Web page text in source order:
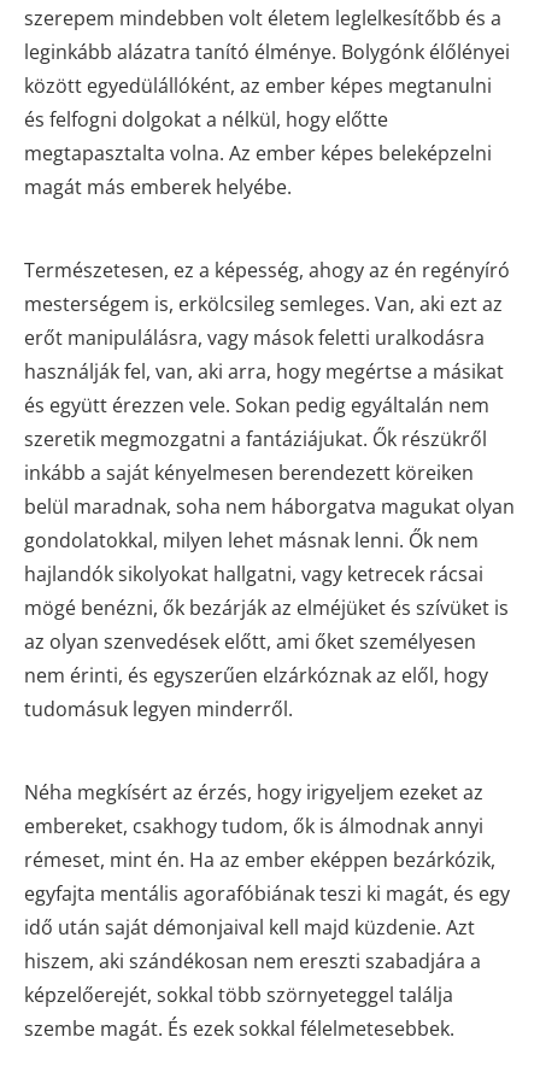
szerepem mindebben volt életem leglelkesítőbb és a
leginkább alázatra tanító élménye. Bolygónk élőlényei
között egyedülállóként, az ember képes megtanulni
és felfogni dolgokat a nélkül, hogy előtte
megtapasztalta volna. Az ember képes beleképzelni
magát más emberek helyébe.
Természetesen, ez a képesség, ahogy az én regényíró
mesterségem is, erkölcsileg semleges. Van, aki ezt az
erőt manipulálásra, vagy mások feletti uralkodásra
használják fel, van, aki arra, hogy megértse a másikat
és együtt érezzen vele. Sokan pedig egyáltalán nem
szeretik megmozgatni a fantáziájukat. Ők részükről
inkább a saját kényelmesen berendezett köreiken
belül maradnak, soha nem háborgatva magukat olyan
gondolatokkal, milyen lehet másnak lenni. Ők nem
hajlandók sikolyokat hallgatni, vagy ketrecek rácsai
mögé benézni, ők bezárják az elméjüket és szívüket is
az olyan szenvedések előtt, ami őket személyesen
nem érinti, és egyszerűen elzárkóznak az elől, hogy
tudomásuk legyen minderről.
Néha megkísért az érzés, hogy irigyeljem ezeket az
embereket, csakhogy tudom, ők is álmodnak annyi
rémeset, mint én. Ha az ember eképpen bezárkózik,
egyfajta mentális agorafóbiának teszi ki magát, és egy
idő után saját démonjaival kell majd küzdenie. Azt
hiszem, aki szándékosan nem ereszti szabadjára a
képzelőerejét, sokkal több szörnyeteggel találja
szembe magát. És ezek sokkal félelmetesebbek.